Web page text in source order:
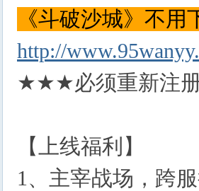
《斗破沙城》不
http://
★★★必须重新注
【上线福利】
1、主宰战场，跨